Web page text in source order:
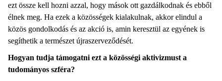
ezt össze kell hozni azzal, hogy mások ott gazdálkodnak és ebből
élnek meg. Ha ezek a közösségek kialakulnak, akkor elindul a
közös gondolkodás és az akció is, amin keresztül az egyének is
segíthetik a természet újraszerveződését.
Hogyan tudja támogatni ezt a közösségi aktivizmust a
tudományos szféra?